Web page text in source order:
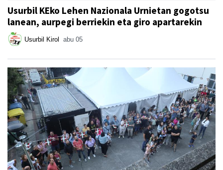
Usurbil KEko Lehen Nazionala Urnietan gogotsu
lanean, aurpegi berriekin eta giro apartarekin
Usurbil Kirol abu 05